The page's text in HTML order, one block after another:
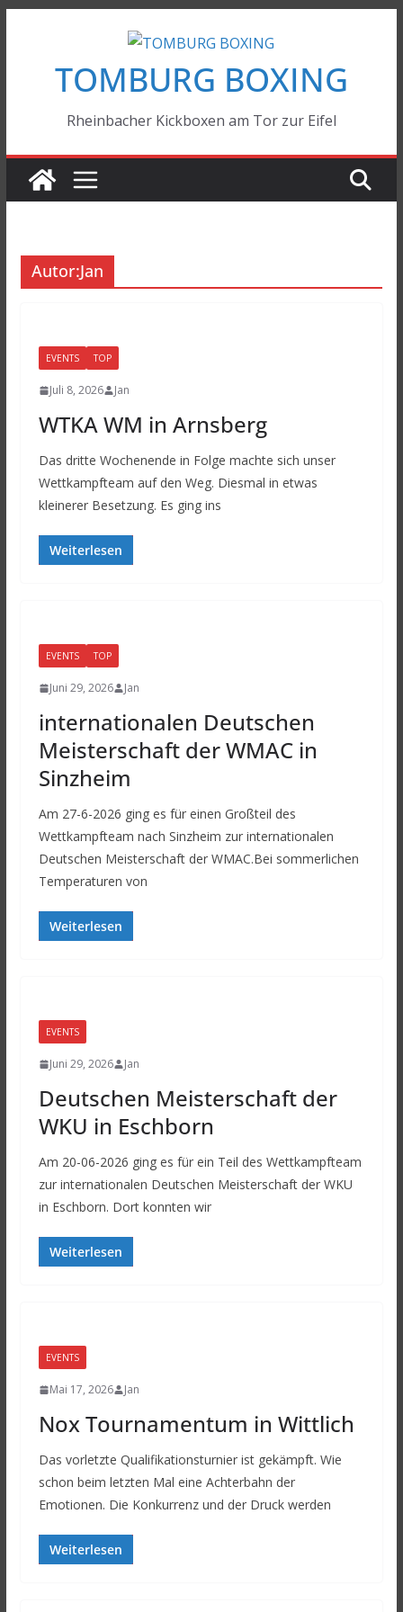
springenTOMBURG BOXING
Rheinbacher Kickboxen am Tor zur Eifel
Autor:Jan
EVENTS TOP
Juli 8, 2026 Jan
WTKA WM in Arnsberg
Das dritte Wochenende in Folge machte sich unser
Wettkampfteam auf den Weg. Diesmal in etwas
kleinerer Besetzung. Es ging ins
Weiterlesen
EVENTS TOP
Juni 29, 2026 Jan
internationalen Deutschen
Meisterschaft der WMAC in
Sinzheim
Am 27-6-2026 ging es für einen Großteil des
Wettkampfteam nach Sinzheim zur internationalen
Deutschen Meisterschaft der WMAC.Bei sommerlichen
Temperaturen von
Weiterlesen
EVENTS
Juni 29, 2026 Jan
Deutschen Meisterschaft der
WKU in Eschborn
Am 20-06-2026 ging es für ein Teil des Wettkampfteam
zur internationalen Deutschen Meisterschaft der WKU
in Eschborn. Dort konnten wir
Weiterlesen
EVENTS
Mai 17, 2026 Jan
Nox Tournamentum in Wittlich
Das vorletzte Qualifikationsturnier ist gekämpft. Wie
schon beim letzten Mal eine Achterbahn der
Emotionen. Die Konkurrenz und der Druck werden
Weiterlesen